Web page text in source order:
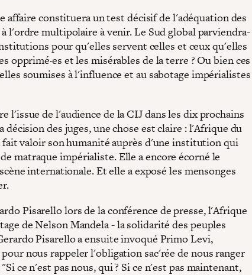
affaire constituera un test décisif de l'adéquation des
l'ordre multipolaire à venir. Le Sud global parviendra-
pour qu'elles servent celles et ceux qu'elles
opprimé·es et les misérables de la terre ? Ou bien ces
soumises à l'influence et au sabotage impérialistes
l'issue de l'audience de la CIJ dans les dix prochains
décision des juges, une chose est claire : l'Afrique du
fait valoir son humanité auprès d'une institution qui
matraque impérialiste. Elle a encore écorné le
internationale. Et elle a exposé les mensonges
Pisarello lors de la conférence de presse, l'Afrique
de Nelson Mandela - la solidarité des peuples
Pisarello a ensuite invoqué Primo Levi,
nous rappeler l'obligation sac'rée de nous ranger
ce n'est pas nous, qui ? Si ce n'est pas maintenant,